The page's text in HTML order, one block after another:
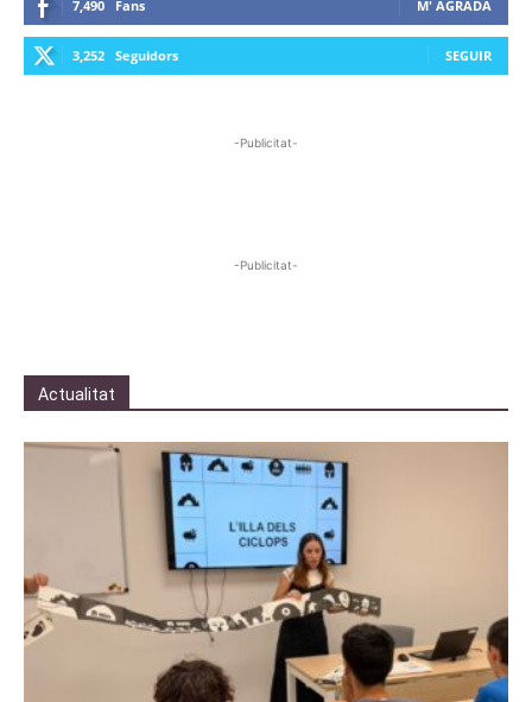
7,490 Fans M' AGRADA
3,252 Seguidors SEGUIR
-Publicitat-
-Publicitat-
Actualitat